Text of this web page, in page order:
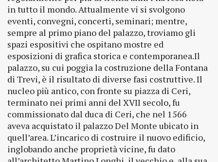
in tutto il mondo. Attualmente vi si svolgono
eventi, convegni, concerti, seminari; mentre,
sempre al primo piano del palazzo, troviamo gli
spazi espositivi che ospitano mostre ed
esposizioni di grafica storica e contemporanea.Il
palazzo, su cui poggia la costruzione della Fontana
di Trevi, è il risultato di diverse fasi costruttive. Il
nucleo più antico, con fronte su piazza di Ceri,
terminato nei primi anni del XVII secolo, fu
commissionato dal duca di Ceri, che nel 1566
aveva acquistato il palazzo Del Monte ubicato in
quell’area. L’incarico di costruire il nuovo edificio,
inglobando anche proprietà vicine, fu dato